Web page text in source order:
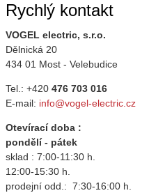
Rychlý kontakt
VOGEL electric, s.r.o.
Dělnická 20
434 01 Most - Velebudice
Tel.: +420 476 703 016
E-mail: info@vogel-electric.cz
Otevírací doba :
pondělí - pátek
sklad : 7:00-11:30 h.
12:00-15:30 h.
prodejní odd.: 7:30-16:00 h.